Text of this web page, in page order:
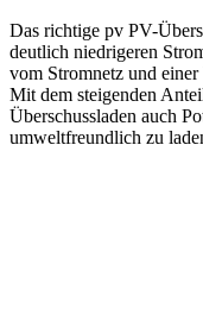
Das richtige pv PV-
deutlich niedrigeren
vom Stromnetz und einer
Mit dem steigenden
Überschussladen auch
umweltfreundlich zu